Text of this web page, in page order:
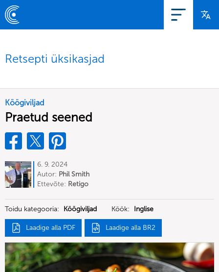
Retsepti üksikasjad
Köögiviljad
Praetud seened
6. 9. 2024
Autor: Phil Smith
Ettevõte: Retigo
Toidu kategooria: Köögiviljad Köök: Inglise
Laadige alla PDF Laadige alla BR2